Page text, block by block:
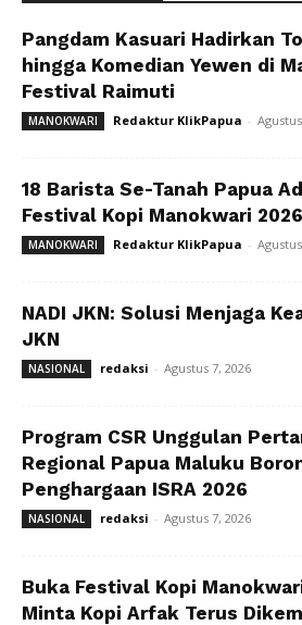
Pangdam Kasuari Hadirkan
hingga Komedian Yewen di
Festival Raimuti
MANOKWARI Redaktur KlikPapua -
18 Barista Se-Tanah Papua
Festival Kopi Manokwari 2026
MANOKWARI Redaktur KlikPapua -
NADI JKN: Solusi Menjaga
JKN
NASIONAL redaksi - Agustus 7, 2026
Program CSR Unggulan
Regional Papua Maluku
Penghargaan ISRA 2026
NASIONAL redaksi - Agustus 7, 2026
Buka Festival Kopi
Minta Kopi Arfak Terus